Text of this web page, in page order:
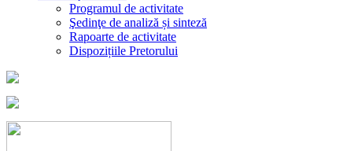
Programul de activitate
Şedinţe de analiză și sinteză
Rapoarte de activitate
Dispozițiile Pretorului